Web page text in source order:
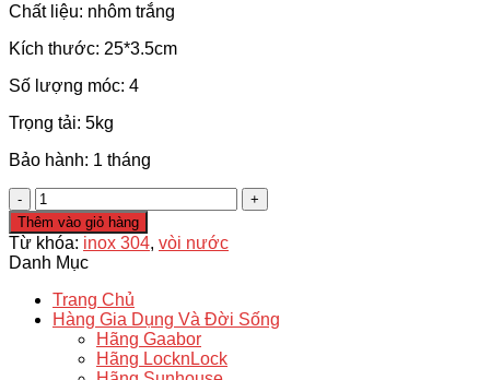
Chất liệu: nhôm trắng
Kích thước: 25*3.5cm
Số lượng móc: 4
Trọng tải: 5kg
Bảo hành: 1 tháng
Thanh
nhôm
4
móc
treo
quần
áo
lượng
Thêm vào giỏ hàng
Từ khóa: inox 304, vòi nước
Danh Mục
Trang Chủ
Hàng Gia Dụng Và Đời Sống
Hãng Gaabor
Hãng LocknLock